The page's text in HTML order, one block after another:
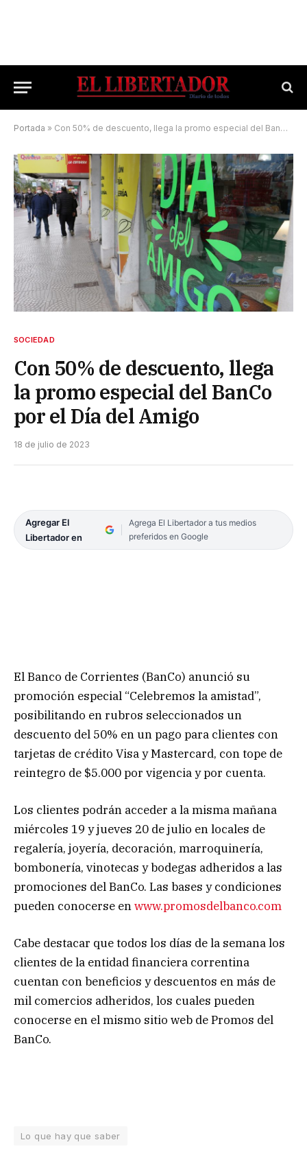
Portada » Con 50% de descuento, llega la promo especial del BanCo por el Día del Amigo
SOCIEDAD
Con 50% de descuento, llega
la promo especial del BanCo
por el Día del Amigo
18 de julio de 2023
Agregar El
Libertador en
Agrega El Libertador a tus medios
preferidos en Google
El Banco de Corrientes (BanCo) anunció su
promoción especial “Celebremos la amistad”,
posibilitando en rubros seleccionados un
descuento del 50% en un pago para clientes con
tarjetas de crédito Visa y Mastercard, con tope de
reintegro de $5.000 por vigencia y por cuenta.
Los clientes podrán acceder a la misma mañana
miércoles 19 y jueves 20 de julio en locales de
regalería, joyería, decoración, marroquinería,
bombonería, vinotecas y bodegas adheridos a las
promociones del BanCo. Las bases y condiciones
pueden conocerse enwww.promosdelbanco.com
Cabe destacar que todos los días de la semana los
clientes de la entidad financiera correntina
cuentan con beneficios y descuentos en más de
mil comercios adheridos, los cuales pueden
conocerse en el mismo sitio web de Promos del
BanCo.
Lo que hay que saber